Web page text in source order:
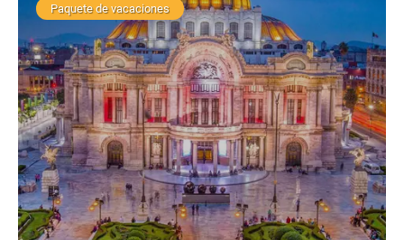
Paquete de vacaciones